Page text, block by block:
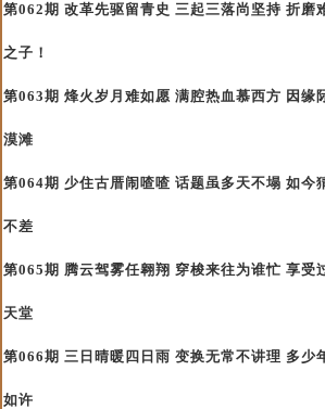
第062期 改革先驱留青史 三起三落尚坚持 折磨
之子！
第063期 烽火岁月难如愿 满腔热血慕西方 因缘
漠滩
第064期 少住古厝闹喳喳 话题虽多天不塌 如今
不差
第065期 腾云驾雾任翱翔 穿梭来往为谁忙 享受
天堂
第066期 三日晴暖四日雨 变换无常不讲理 多少
如许